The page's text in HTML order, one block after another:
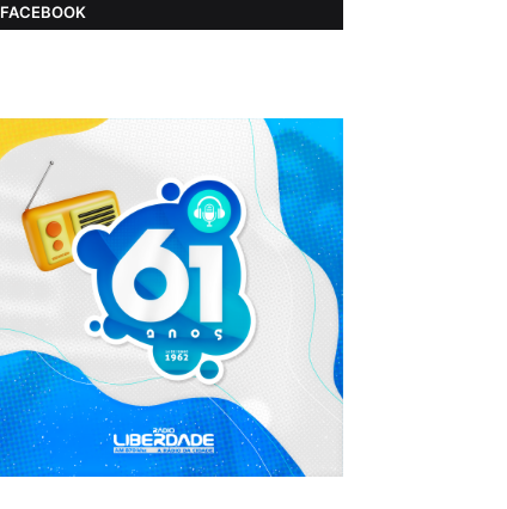
FACEBOOK